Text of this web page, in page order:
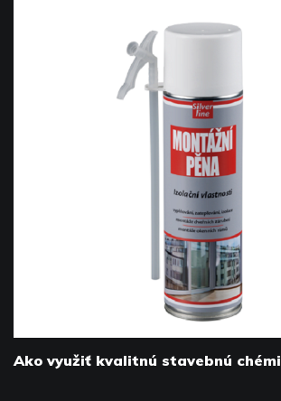
Ako využiť kvalitnú stavebnú